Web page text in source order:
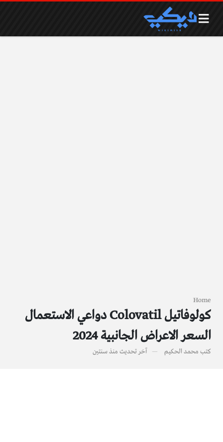
Home
كولوفاتيل Colovatil دواعي الاستعمال
السعر الاعراض الجانبية 2024
كتب محمد الحكيم آخر تحديث منذ سنتين